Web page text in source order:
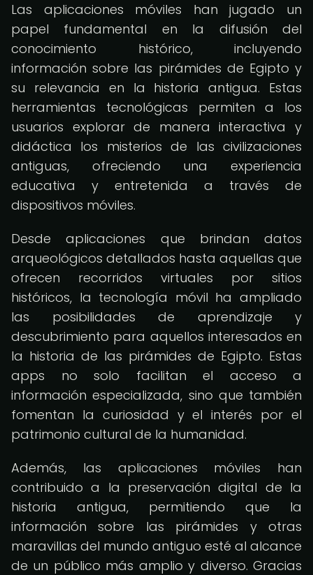
Las aplicaciones móviles han jugado un
papel fundamental en la difusión del
conocimiento histórico, incluyendo
información sobre las pirámides de Egipto y
su relevancia en la historia antigua. Estas
herramientas tecnológicas permiten a los
usuarios explorar de manera interactiva y
didáctica los misterios de las civilizaciones
antiguas, ofreciendo una experiencia
educativa y entretenida a través de
dispositivos móviles.
Desde aplicaciones que brindan datos
arqueológicos detallados hasta aquellas que
ofrecen recorridos virtuales por sitios
históricos, la tecnología móvil ha ampliado
las posibilidades de aprendizaje y
descubrimiento para aquellos interesados en
la historia de las pirámides de Egipto. Estas
apps no solo facilitan el acceso a
información especializada, sino que también
fomentan la curiosidad y el interés por el
patrimonio cultural de la humanidad.
Además, las aplicaciones móviles han
contribuido a la preservación digital de la
historia antigua, permitiendo que la
información sobre las pirámides y otras
maravillas del mundo antiguo esté al alcance
de un público más amplio y diverso. Gracias